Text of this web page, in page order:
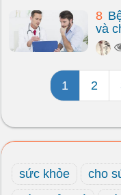
8
và
1 2
sức khỏe cho